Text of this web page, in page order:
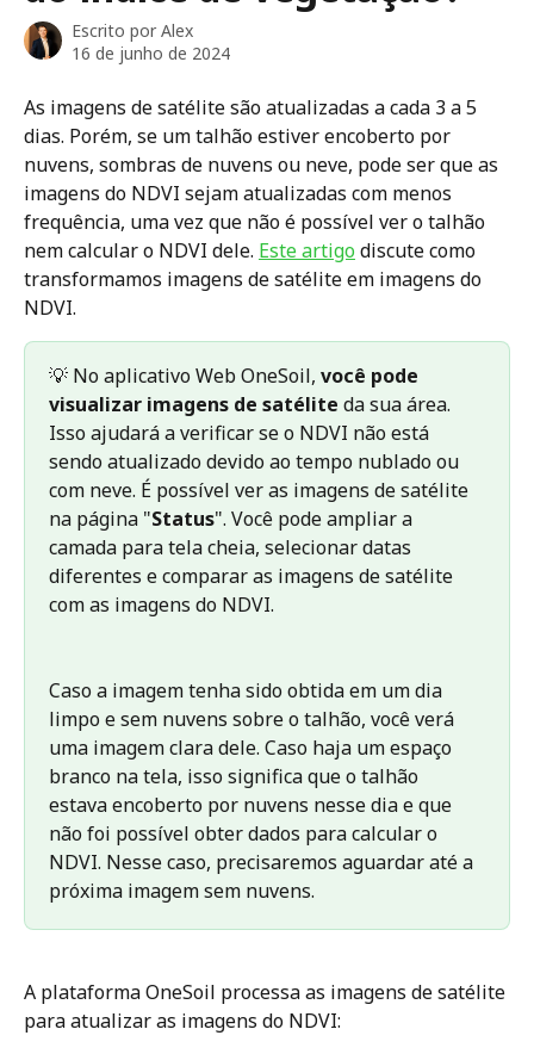
Escrito por Alex
16 de junho de 2024
As imagens de satélite são atualizadas a cada 3 a 5
dias. Porém, se um talhão estiver encoberto por
nuvens, sombras de nuvens ou neve, pode ser que as
imagens do NDVI sejam atualizadas com menos
frequência, uma vez que não é possível ver o talhão
nem calcular o NDVI dele. Este artigo discute como
transformamos imagens de satélite em imagens do
NDVI.
💡 No aplicativo Web OneSoil, você pode
visualizar imagens de satélite da sua área.
Isso ajudará a verificar se o NDVI não está
sendo atualizado devido ao tempo nublado ou
com neve. É possível ver as imagens de satélite
na página "Status". Você pode ampliar a
camada para tela cheia, selecionar datas
diferentes e comparar as imagens de satélite
com as imagens do NDVI.
Caso a imagem tenha sido obtida em um dia
limpo e sem nuvens sobre o talhão, você verá
uma imagem clara dele. Caso haja um espaço
branco na tela, isso significa que o talhão
estava encoberto por nuvens nesse dia e que
não foi possível obter dados para calcular o
NDVI. Nesse caso, precisaremos aguardar até a
próxima imagem sem nuvens.
A plataforma OneSoil processa as imagens de satélite
para atualizar as imagens do NDVI: